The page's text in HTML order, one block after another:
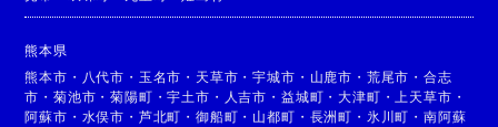
熊本県
熊本市 ・ 八代市 ・ 玉名市 ・ 天草市 ・宇城市 ・ 山鹿市 ・ 荒尾市 ・ 合志
市 ・菊池市 ・菊陽町 ・宇土市 ・ 人吉市 ・ 益城町 ・大津町 ・ 上天草市 ・
阿蘇市 ・ 水俣市 ・ 芦北町 ・御船町 ・ 山都町 ・ 長洲町 ・ 氷川町 ・ 南阿蘇